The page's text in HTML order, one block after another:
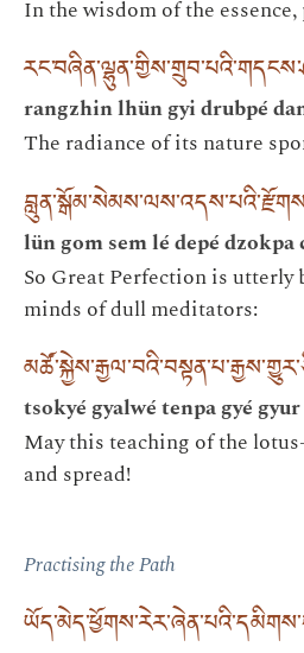
In the wisdom of the
rangzhin lhün gyi drubpé
The radiance of its nature
lün gom sem lé depé dzokpa
So Great Perfection is utterly
minds of dull meditators:
tsokyé gyalwé tenpa gyé
May this teaching of the
and spread!
Practising the Path